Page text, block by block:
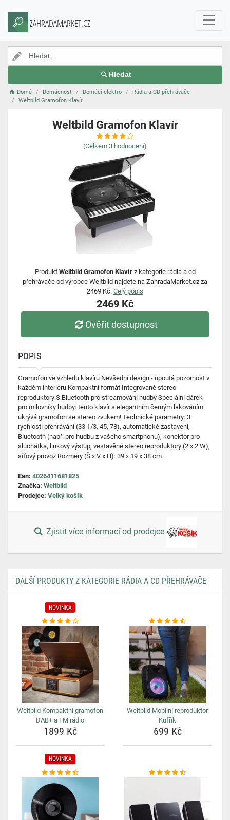
ZAHRADAMARKET.CZ
Hledat
Domů Domácnost Domácí elektro
Rádia a CD přehrávače
Weltbild Gramofon Klavír
Weltbild Gramofon Klavír
(Celkem 3 hodnocení)
Produkt Weltbild Gramofon Klavírz kategorie rádia a cd
přehrávače od výrobce Weltbild najdete na ZahradaMarket.cz za
2469 Kč. Celý popis
2469 Kč
Ověřit dostupnost
POPIS
Gramofon ve vzhledu klavíru Nevšední design - upoutá pozornost v
každém interiéru Kompaktní formát Integrované stereo
reproduktory S Bluetooth pro streamování hudby Speciální dárek
pro milovníky hudby: tento klavír s elegantním černým lakováním
ukrývá gramofon se stereo zvukem! Technické parametry: 3
rychlosti přehrávání (33 1/3, 45, 78), automatické zastavení,
Bluetooth (např. pro hudbu z vašeho smartphonu), konektor pro
sluchátka, linkový výstup, vestavěné stereo reproduktory (2 x 2 W),
síťový provoz Rozměry (Š x V x H): 39 x 19 x 38 cm
Ean: 4026411681825
Značka: Weltbild
Prodejce: Velký košík
Zjistit více informací od prodejce
DALŠÍ PRODUKTY Z KATEGORIE RÁDIA A CD PŘEHRÁVAČE
NOVINKA
Weltbild Kompaktní gramofon
DAB+ a FM rádio
1899 Kč
Weltbild Mobilní reproduktor
Kufřík
699 Kč
NOVINKA